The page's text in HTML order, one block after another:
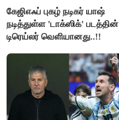
கேஜிஎஃப் புகழ் நடிகர் யாஷ்
நடித்துள்ள 'டாக்‌ஸிக்' படத்தின்
டிரெய்லர் வெளியானது..!!